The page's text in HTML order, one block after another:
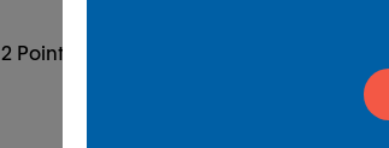
2 Point du dos : situé au niveau de la